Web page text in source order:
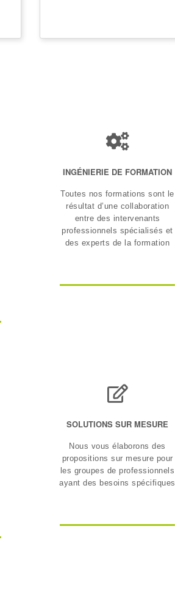
INGÉNIERIE DE FORMATION
Toutes nos formations sont le
résultat d’une collaboration
entre des intervenants
professionnels spécialisés et
des experts de la formation
SOLUTIONS SUR MESURE
Nous vous élaborons des
propositions sur mesure pour
les groupes de professionnels
ayant des besoins spécifiques